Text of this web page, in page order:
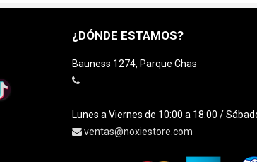
¿DÓNDE ESTAMOS?
Bauness 1274, Parque Chas
Lunes a Viernes de 10:00 a 18:00 /
ventas@noxiestore.com